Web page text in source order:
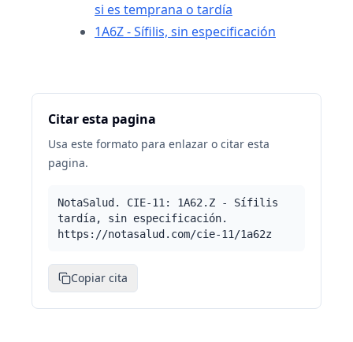
si es temprana o tardía
1A6Z - Sífilis, sin especificación
Citar esta pagina
Usa este formato para enlazar o citar esta
pagina.
NotaSalud. CIE-11: 1A62.Z - Sífilis
tardía, sin especificación.
https://notasalud.com/cie-11/1a62z
Copiar cita